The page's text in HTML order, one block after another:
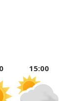
15:00